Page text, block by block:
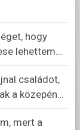
hogy
lehettem…
családot,
a közepén…
mert a